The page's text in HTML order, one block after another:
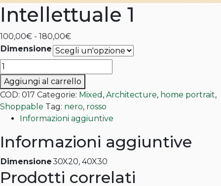
Intellettuale 1
100,00€ - 180,00€Fascia
di
prezzo:
da
100,00€
a
180,00€
Dimensione
Intellettuale
1
quantità
Aggiungi al carrello
COD: 017 Categorie: Mixed , Architecture, home portrait,
Shoppable Tag: nero, rosso
Informazioni aggiuntive
Informazioni aggiuntive
Dimensione30X20, 40X30
Prodotti correlati